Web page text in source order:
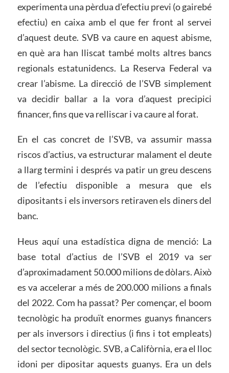
experimenta una pèrdua d’efectiu previ (o gairebé
efectiu) en caixa amb el que fer front al servei
d’aquest deute. SVB va caure en aquest abisme,
en què ara han lliscat també molts altres bancs
regionals estatunidencs. La Reserva Federal va
crear l’abisme. La direcció de l’SVB simplement
va decidir ballar a la vora d’aquest precipici
financer, fins que va relliscar i va caure al forat.
En el cas concret de l’SVB, va assumir massa
riscos d’actius, va estructurar malament el deute
a llarg termini i després va patir un greu descens
de l’efectiu disponible a mesura que els
dipositants i els inversors retiraven els diners del
banc.
Heus aquí una estadística digna de menció: La
base total d’actius de l’SVB el 2019 va ser
d’aproximadament 50.000 milions de dòlars. Això
es va accelerar a més de 200.000 milions a finals
del 2022. Com ha passat? Per començar, el boom
tecnològic ha produït enormes guanys financers
per als inversors i directius (i fins i tot empleats)
del sector tecnològic. SVB, a Califòrnia, era el lloc
idoni per dipositar aquests guanys. Era un dels